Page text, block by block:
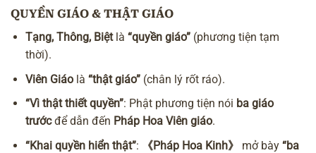
QUYỀN GIÁO & THẬT GIÁO
Tạng, Thông, Biệtlà “quyền giáo” (phương tiện tạm
thời).
Viên Giáo là “thật giáo” (chân lý rốt ráo).
“Vì thật thiết quyền”: Phật phương tiện nói ba giáo
trướcđể dẫn đến Pháp Hoa Viên giáo.
“Khai quyền hiển thật”: 《Pháp Hoa Kinh》 mở bày “ba